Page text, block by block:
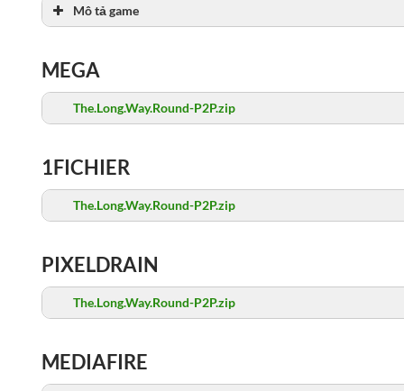
Mô tả game
MEGA
The.Long.Way.Round-P2P.zip
1FICHIER
The.Long.Way.Round-P2P.zip
PIXELDRAIN
The.Long.Way.Round-P2P.zip
MEDIAFIRE